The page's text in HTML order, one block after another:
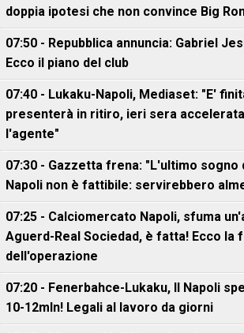
doppia ipotesi che non convince Big
07:50 - Repubblica annuncia: Gabriel
Ecco il piano del club
07:40 - Lukaku-Napoli, Mediaset: "E'
presenterà in ritiro, ieri sera
l'agente"
07:30 - Gazzetta frena: "L'ultimo sogno
Napoli non è fattibile: servirebbero
07:25 - Calciomercato Napoli, sfuma
Aguerd-Real Sociedad, è fatta! Ecco la
dell'operazione
07:20 - Fenerbahce-Lukaku, ll Napoli
10-12mln! Legali al lavoro da giorni